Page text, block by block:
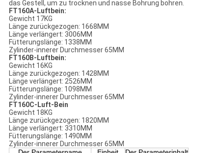
das Gestell, um zu trocknen und nasse Bohrung bohren.
FT160A-Luftbein:
Gewicht 17KG
Länge zurückgezogen: 1668MM
Länge verlängert: 3006MM
Fütterungslänge: 1338MM
Zylinder-innerer Durchmesser 65MM
FT160B-Luftbein:
Gewicht 16KG
Länge zurückgezogen: 1428MM
Länge verlängert: 2526MM
Fütterungslänge: 1098MM
Zylinder-innerer Durchmesser 65MM
FT160C-Luft-Bein
Gewicht 18KG
Länge zurückgezogen: 1820MM
Länge verlängert: 3310MM
Fütterungslänge: 1490MM
Zylinder-innerer Durchmesser 65MM